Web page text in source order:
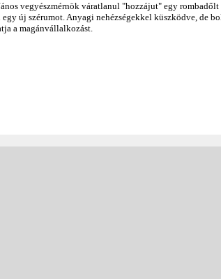
vegyészmérnök váratlanul "hozzájut" egy
új szérumot. Anyagi nehézségekkel küszködve, de
a magánvállalkozást.